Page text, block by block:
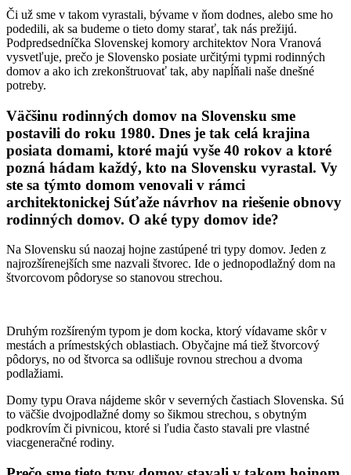
Či už sme v takom vyrastali, bývame v ňom dodnes, alebo sme ho
podedili, ak sa budeme o tieto domy starať, tak nás prežijú.
Podpredsedníčka Slovenskej komory architektov Nora Vranová
vysvetľuje, prečo je Slovensko posiate určitými typmi rodinných
domov a ako ich zrekonštruovať tak, aby napĺňali naše dnešné
potreby.
Väčšinu rodinných domov na Slovensku sme
postavili do roku 1980. Dnes je tak celá krajina
posiata domami, ktoré majú vyše 40 rokov a ktoré
pozná hádam každý, kto na Slovensku vyrastal. Vy
ste sa týmto domom venovali v rámci
architektonickej Súťaže návrhov na riešenie obnovy
rodinných domov. O aké typy domov ide?
Na Slovensku sú naozaj hojne zastúpené tri typy domov. Jeden z
najrozšírenejších sme nazvali štvorec. Ide o jednopodlažný dom na
štvorcovom pôdoryse so stanovou strechou.
Druhým rozšíreným typom je dom kocka, ktorý vídavame skôr v
mestách a prímestských oblastiach. Obyčajne má tiež štvorcový
pôdorys, no od štvorca sa odlišuje rovnou strechou a dvoma
podlažiami.
Domy typu Orava nájdeme skôr v severných častiach Slovenska. Sú
to väčšie dvojpodlažné domy so šikmou strechou, s obytným
podkrovím či pivnicou, ktoré si ľudia často stavali pre vlastné
viacgeneračné rodiny.